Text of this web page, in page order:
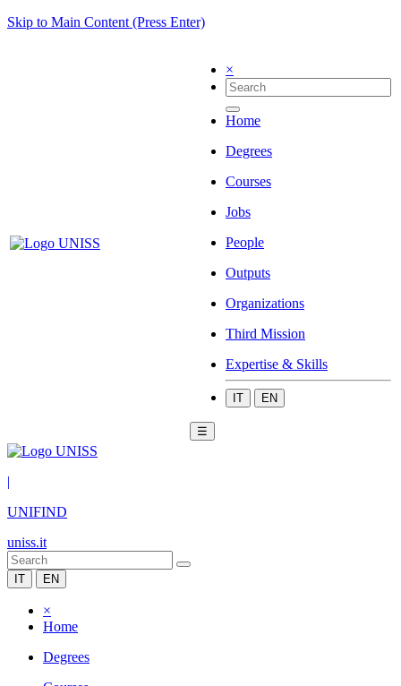
Skip to Main Content (Press Enter)
×
Home
Degrees
Courses
Jobs
People
Outputs
Organizations
Third Mission
Expertise & Skills
IT EN
☰
|
UNIFIND
uniss.it
IT EN
×
Home
Degrees